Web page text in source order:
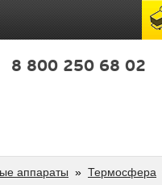
8 800 250 68 02
аппараты » Термосфера